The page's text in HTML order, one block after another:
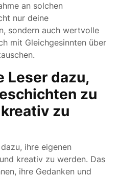
an solchen
nur deine
sondern auch wertvolle
mit Gleichgesinnten über
Leser dazu,
zu
zu
ihre eigenen
kreativ zu werden. Das
ihre Gedanken und